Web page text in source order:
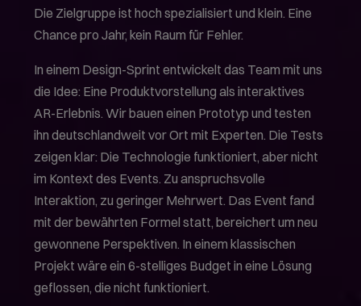
Die Zielgruppe ist hoch spezialisiert und klein. Eine
Chance pro Jahr, kein Raum für Fehler.
In einem Design-Sprint entwickelt das Team mit uns
die Idee: Eine Produktvorstellung als interaktives
AR-Erlebnis. Wir bauen einen Prototyp und testen
ihn deutschlandweit vor Ort mit Experten. Die Tests
zeigen klar: Die Technologie funktioniert, aber nicht
im Kontext des Events. Zu anspruchsvolle
Interaktion, zu geringer Mehrwert. Das Event fand
mit der bewährten Formel statt, bereichert um neu
gewonnene Perspektiven. In einem klassischen
Projekt wäre ein 6-stelliges Budget in eine Lösung
geflossen, die nicht funktioniert.